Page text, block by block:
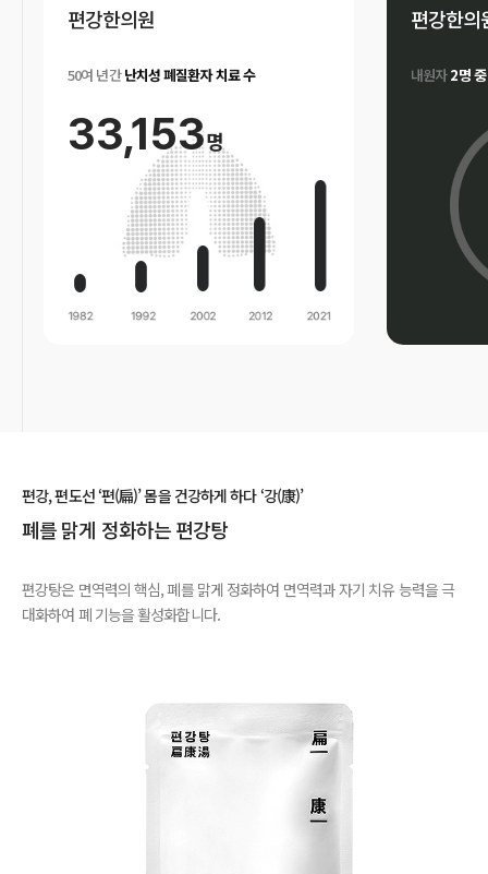
편강한의원
50여 년간난치성 폐질환자 치료 수
33,153명
편강한의
내원자2명
편강, 편도선 ‘편(扁)’ 몸을 건강하게 하다 ‘강(康)’
폐를 맑게 정화하는 편강탕
편강탕은 면역력의 핵심, 폐를 맑게 정화하여 면역력과 자기 치유 능력을 극
대화하여 폐 기능을 활성화합니다.